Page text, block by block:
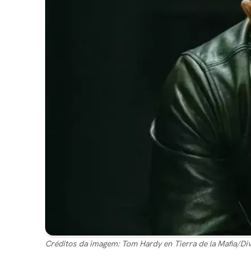
Créditos da imagem: Tom Hardy en Tierra de la Mafia/